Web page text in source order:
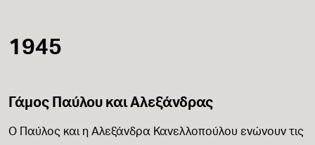
1945
Γάμος Παύλου και Αλεξάνδρας
Ο Παύλος και η Αλεξάνδρα Κανελλοπούλου ενώνουν τις